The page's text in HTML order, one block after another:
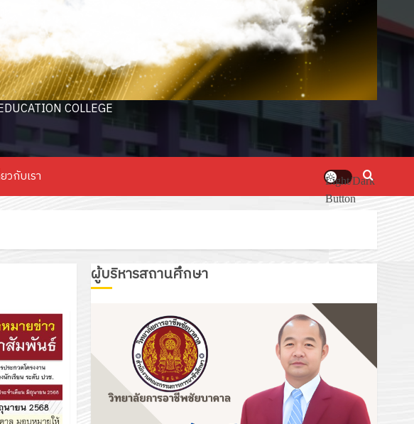
COLLEGE
วกับเรา
Light/Dark
Button
ผู้บริหารสถานศึกษา